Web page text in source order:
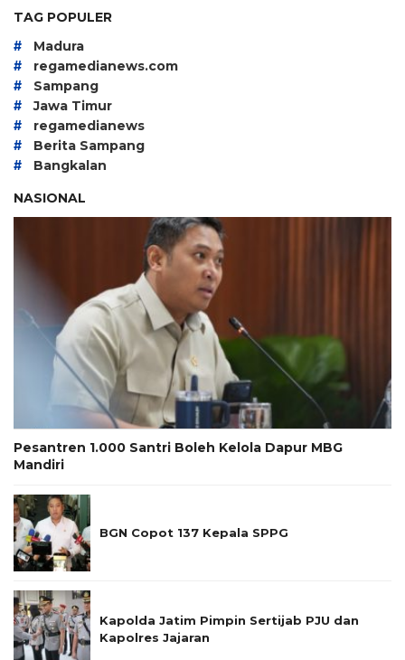
TAG POPULER
# Madura
# regamedianews.com
# Sampang
# Jawa Timur
# regamedianews
# Berita Sampang
#
Bangkalan
NASIONAL
Pesantren 1.000 Santri Boleh Kelola Dapur MBG
Mandiri
BGN Copot 137 Kepala SPPG
Kapolda Jatim Pimpin Sertijab PJU dan
Kapolres Jajaran